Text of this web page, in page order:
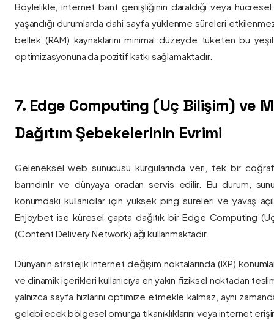
Böylelikle, internet bant genişliğinin daraldığı veya
yaşandığı durumlarda dahi sayfa yüklenme süreleri
bellek (RAM) kaynaklarını minimal düzeyde tüketen bu yeşil
optimizasyonuna da pozitif katkı sağlamaktadır.
7. Edge Computing (Uç Bilişim) ve
Dağıtım Şebekelerinin Evrimi
Geleneksel web sunucusu kurgularında veri, tek bir
barındırılır ve dünyaya oradan servis edilir. Bu durum,
konumdaki kullanıcılar için yüksek ping süreleri ve yavaş
Enjoybet ise küresel çapta dağıtık bir Edge Computing
(Content Delivery Network) ağı kullanmaktadır.
Dünyanın stratejik internet değişim noktalarında (IXP)
ve dinamik içerikleri kullanıcıya en yakın fiziksel noktadan
yalnızca sayfa hızlarını optimize etmekle kalmaz, aynı
gelebilecek bölgesel omurga tıkanıklıklarını veya internet